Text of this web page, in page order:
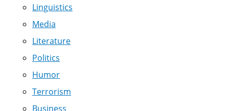
Linguistics
Media
Literature
Politics
Humor
Terrorism
Business